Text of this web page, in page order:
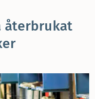
återbrukat